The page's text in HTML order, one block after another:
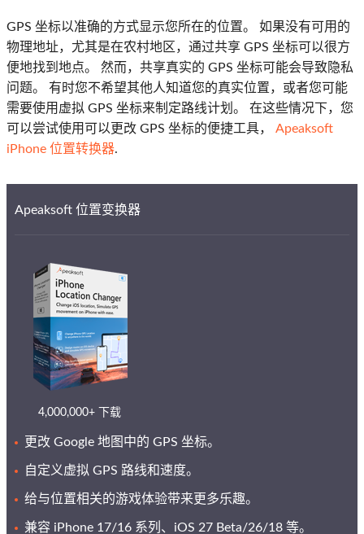
GPS 坐标以准确的方式显示您所在的位置。 如果没有可用的
物理地址，尤其是在农村地区，通过共享 GPS 坐标可以很方
便地找到地点。 然而，共享真实的 GPS 坐标可能会导致隐私
问题。 有时您不希望其他人知道您的真实位置，或者您可能
需要使用虚拟 GPS 坐标来制定路线计划。 在这些情况下，您
可以尝试使用可以更改 GPS 坐标的便捷工具， Apeaksoft
iPhone 位置转换器.
Apeaksoft 位置变换器
4,000,000+ 下载
更改 Google 地图中的 GPS 坐标。
自定义虚拟 GPS 路线和速度。
给与位置相关的游戏体验带来更多乐趣。
兼容 iPhone 17/16 系列、iOS 27 Beta/26/18 等。